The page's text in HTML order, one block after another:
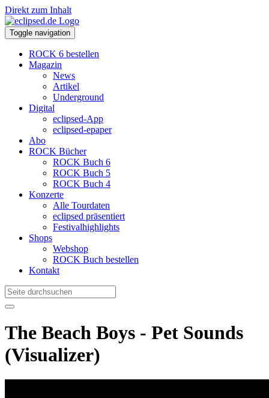
Direkt zum Inhalt
Toggle navigation
ROCK 6 bestellen
Magazin
News
Artikel
Underground
Digital
eclipsed-App
eclipsed-epaper
Abo
ROCK Bücher
ROCK Buch 6
ROCK Buch 5
ROCK Buch 4
Konzerte
Alle Tourdaten
eclipsed präsentiert
Festivalhighlights
Shops
Webshop
ROCK Buch bestellen
Kontakt
The Beach Boys - Pet Sounds
(Visualizer)